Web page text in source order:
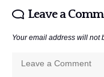
Leave a
Your email address will not